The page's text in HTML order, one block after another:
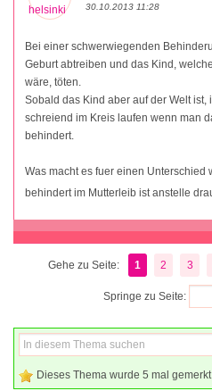
30.10.2013 11:28
Bei einer schwerwiegenden
Geburt abtreiben und das Kind,
wäre, töten.
Sobald das Kind aber auf der Welt
schreiend im Kreis laufen wenn man
behindert.
Was macht es fuer einen
behindert im Mutterleib ist anstelle
Gehe zu Seite: 1 2 3
Springe zu Seite:
Dieses Thema wurde 5 mal gemerkt